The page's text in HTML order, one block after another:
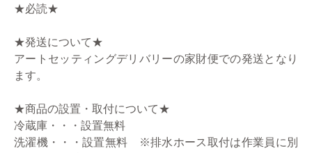
★必読★
★発送について★
アートセッティングデリバリーの家財便での発送となり
ます。
★商品の設置・取付について★
冷蔵庫・・・設置無料
洗濯機・・・設置無料 ※排水ホース取付は作業員に別